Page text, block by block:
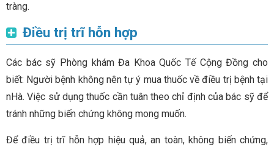
tràng.
Điều trị trĩ hỗn hợp
Các bác sỹ Phòng khám Đa Khoa Quốc Tế Cộng Đồng cho
biết: Người bệnh không nên tự ý mua thuốc về điều trị bệnh tại
nHà. Việc sử dụng thuốc cần tuân theo chỉ định của bác sỹ để
tránh những biến chứng không mong muốn.
Để điều trị trĩ hỗn hợp hiệu quả, an toàn, không biến chứng,